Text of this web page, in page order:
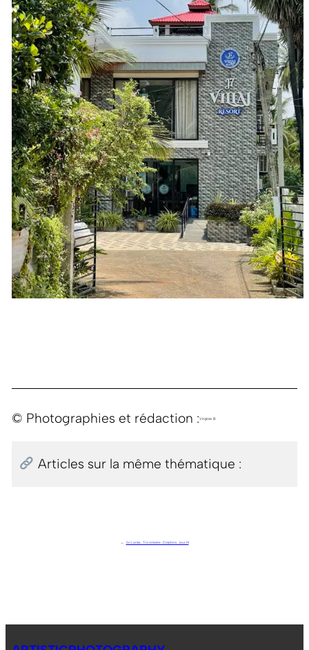
© Photographies et rédaction :Virginie B.
Articles sur la même thématique :
← Sri Lanka . Tricomalee . Dolphins . Jour 14